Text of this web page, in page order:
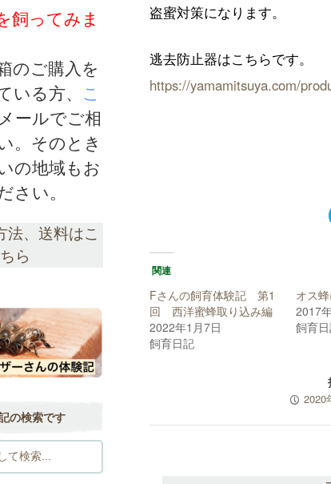
盗蜜対策になります。
逃去防止器はこちらです。
https://yamamitsuya.com/
関連
Fさんの飼育体験記 第1
回 西洋蜜蜂取り込み編
2022年1月7日
飼育日記
オス
2017
飼育
P 2020
飼ってみま
のご購入を
いる方、 こ
ールでご相
。そのとき
の地域もお
さい。
法、送料はこ
ちら
の検索です